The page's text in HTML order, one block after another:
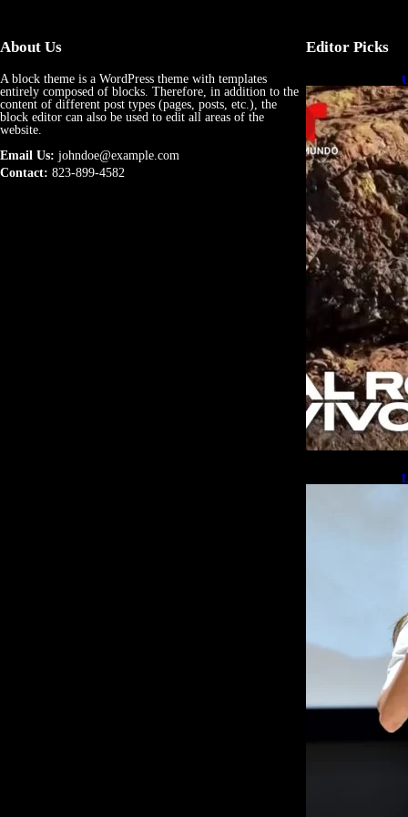
About Us
A block theme is a WordPress theme with templates
entirely composed of blocks. Therefore, in addition to the
content of different post types (pages, posts, etc.), the
block editor can also be used to edit all areas of the
website.
Email Us: johndoe@example.com
Contact: 823-899-4582
Editor Picks